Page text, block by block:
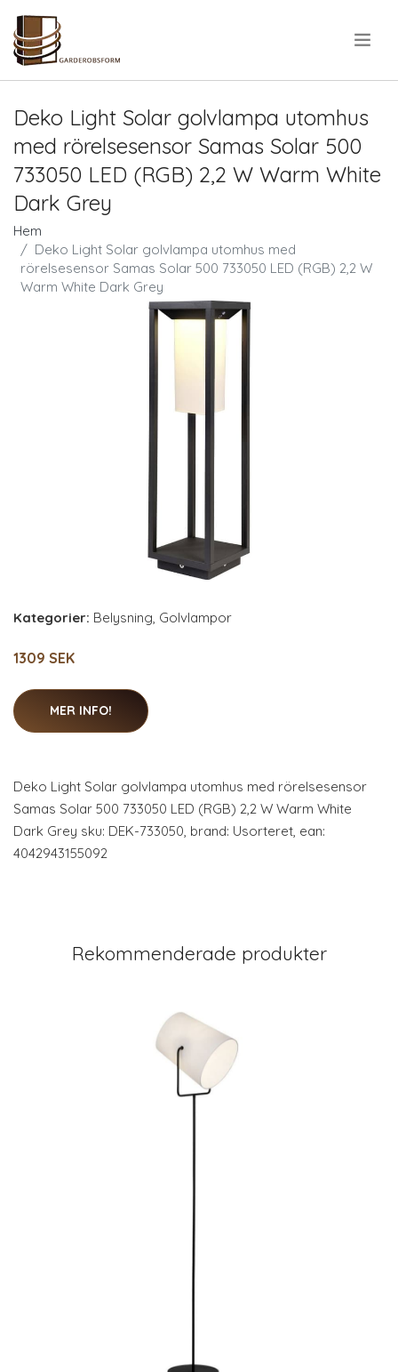
Deko Light Solar golvlampa utomhus
med rörelsesensor Samas Solar 500
733050 LED (RGB) 2,2 W Warm White
Dark Grey
Hem
Deko Light Solar golvlampa utomhus med
rörelsesensor Samas Solar 500 733050 LED (RGB) 2,2 W
Warm White Dark Grey
Kategorier: Belysning Golvlampor
1309 SEK
MER INFO!
Deko Light Solar golvlampa utomhus med rörelsesensor
Samas Solar 500 733050 LED (RGB) 2,2 W Warm White
Dark Grey sku: DEK-733050, brand: Usorteret, ean:
4042943155092
Rekommenderade produkter